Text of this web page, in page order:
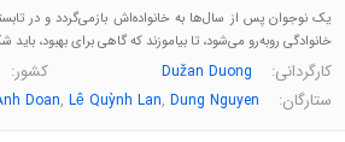
یک نوجوان پس از سال‌ها به خانواده‌اش بازمی‌گردد و در
خانوادگی روبه‌رو می‌شود، تا بیاموزند که گاهی برای بهبود، باید
کارگردانی: Dužan Duong
ستارگان: Doan, Lê Quỳnh Lan, Dung Nguyen